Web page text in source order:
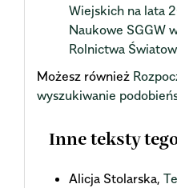
Wiejskich na lata
Naukowe SGGW
Rolnictwa
Możesz również
wyszukiwanie
Inne teksty
Alicja Stolarska,